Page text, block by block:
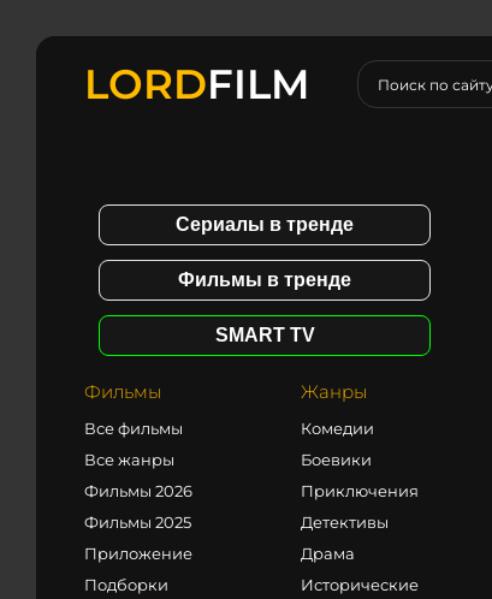
LORDFILM
Сериалы в тренде
Фильмы в тренде
SMART TV
Фильмы
Все фильмы
Все жанры
Фильмы 2026
Фильмы 2025
Приложение
Подборки
Жанры
Комедии
Боевики
Приключения
Детективы
Драма
Исторические